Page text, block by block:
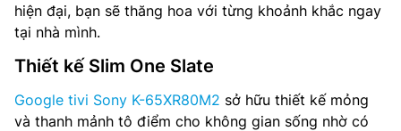
Tổng công suất loa: 50 W
Loại loa: Acoustic Surface Audio+ (2 thiết bị truyền động,
2 loa subwoofer)
Tìm kiếm bằng giọng nói: Google Assistant (SG only)
hiện đại, bạn sẽ thăng hoa với từng khoảnh khắc ngay
tại nhà mình.
Thiết kế Slim One Slate
Google tivi Sony K-65XR80M2 sở hữu thiết kế mỏng
và thanh mảnh tô điểm cho không gian sống nhờ có